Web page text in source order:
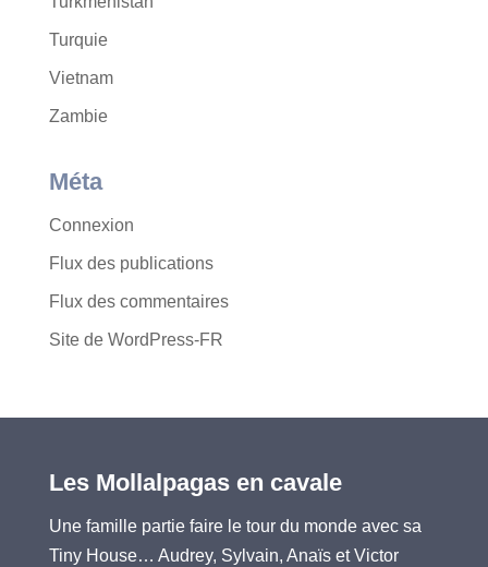
Turquie
Vietnam
Zambie
Méta
Connexion
Flux des publications
Flux des commentaires
Site de WordPress-FR
Les Mollalpagas en cavale
Une famille partie faire le tour du monde avec sa
Tiny House… Audrey, Sylvain, Anaïs et Victor